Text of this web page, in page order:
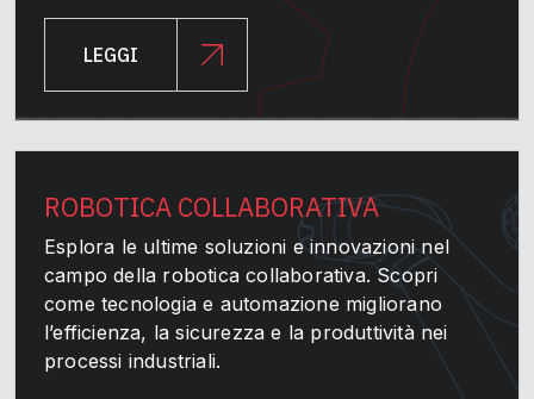
LEGGI
ROBOTICA COLLABORATIVA
Esplora le ultime soluzioni e innovazioni nel
campo della robotica collaborativa. Scopri
come tecnologia e automazione migliorano
l’efficienza, la sicurezza e la produttività nei
processi industriali.